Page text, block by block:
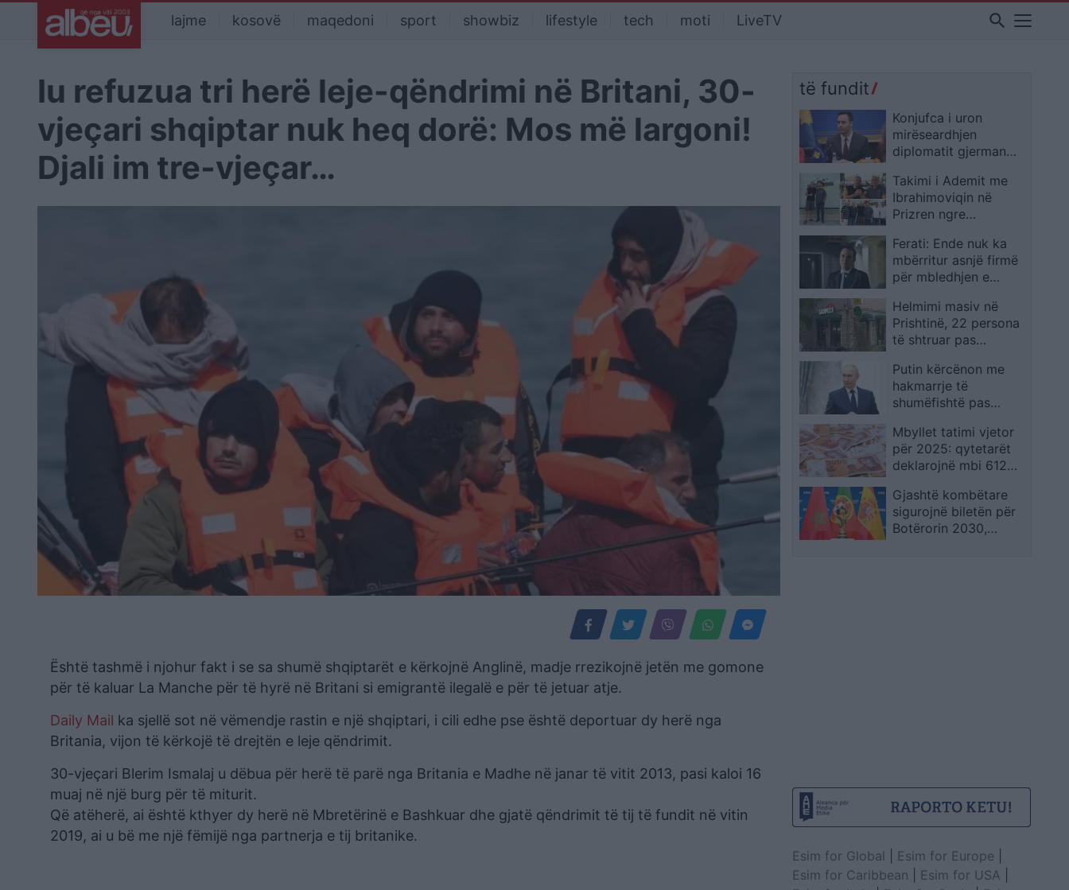
lajme kosovë maqedoni sport showbiz lifestyle tech moti LiveTV search
Iu refuzua tri herë leje-qëndrimi në Britani, 30-
vjeçari shqiptar nuk heq dorë: Mos më largoni!
Djali im tre-vjeçar…
Është tashmë i njohur fakt i se sa shumë shqiptarët e kërkojnë Anglinë, madje rrezikojnë jetën me gomone
për të kaluar La Manche për të hyrë në Britani si emigrantë ilegalë e për të jetuar atje.
Daily Mail ka sjellë sot në vëmendje rastin e një shqiptari, i cili edhe pse është deportuar dy herë nga
Britania, vijon të kërkojë të drejtën e leje qëndrimit.
30-vjeçari Blerim Ismalaj u dëbua për herë të parë nga Britania e Madhe në janar të vitit 2013, pasi kaloi 16
muaj në një burg për të miturit.
Që atëherë, ai është kthyer dy herë në Mbretërinë e Bashkuar dhe gjatë qëndrimit të tij të fundit në vitin
2019, ai u bë me një fëmijë nga partnerja e tij britanike.
të fundit
Konjufca i uron
mirëseardhjen
diplomatit gjerman
Kosovës për
integrimin evropian
mbetet i palëkundur
Takimi i Ademit me
Ibrahimoviqin në
Prizren ngre
fanellën dardane,
detaji që s’kaloi pa u
vënë re
Ferati: Ende nuk ka
mbërritur asnjë firmë
për mbledhjen e
LDK-së
Helmimi masiv në
Prishtinë, 22 persona
të shtruar pas
ushqimit tek “Sach
Pizza”
Putin kërcënon me
hakmarrje të
shumëfishtë pas
në tokën ruse
Mbyllet tatimi vjetor
për 2025: qytetarët
deklarojnë mbi 612
ardhura
Gjashtë kombëtare
sigurojnë biletën për
Botërorin 2030,
Esim for Global Esim for Europe
Esim for Caribbean
Esim for USA